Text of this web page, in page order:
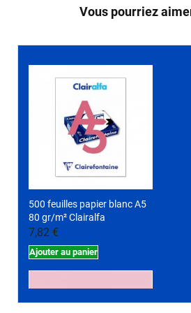
Vous pourriez
500 feuilles papier blanc A5
80 gr/m² Clairalfa
7,82 €
Ajouter au panier